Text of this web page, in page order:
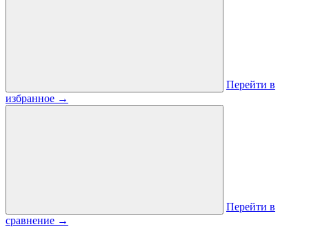
Перейти в
избранное →
Перейти в
сравнение →